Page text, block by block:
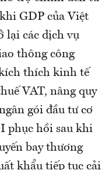
GDP của Việt
lại các dịch vụ
thông công
thích kinh tế
VAT, nâng quy
gói đầu tư cơ
phục hồi sau khi
bay thương
khẩu tiếp tục cải